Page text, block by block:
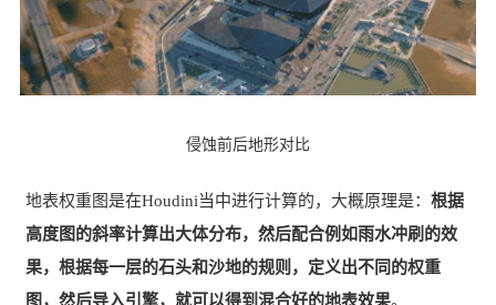
侵蚀前后地形对比
地表权重图是在Houdini当中进行计算的，大概原理是： 根据
高度图的斜率计算出大体分布，然后配合例如雨水冲刷的效
果，根据每一层的石头和沙地的规则，定义出不同的权重
图，然后导入引擎，就可以得到混合好的地表效果。